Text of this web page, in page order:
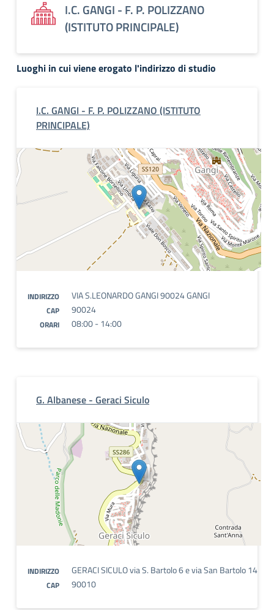
I.C. GANGI - F. P. POLIZZANO
(ISTITUTO PRINCIPALE)
Luoghi in cui viene erogato l'indirizzo di studio
I.C. GANGI - F. P. POLIZZANO (ISTITUTO
PRINCIPALE)
INDIRIZZO VIA S.LEONARDO GANGI 90024 GANGI
CAP 90024
ORARI 08:00 - 14:00
G. Albanese - Geraci Siculo
INDIRIZZO GERACI SICULO via S. Bartolo 6 e via San Bartolo 14
CAP 90010